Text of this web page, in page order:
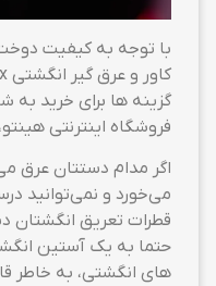
با توجه به کیفیت
گزینه ها برای خرید به
فروشگاه اینترنتی
اگر مدام دستتان عرق
می‌خورد و نمی‌توانید
قطرات تعریق انگشتان
حتما به یک آستین
های انگشتی، به خاطر